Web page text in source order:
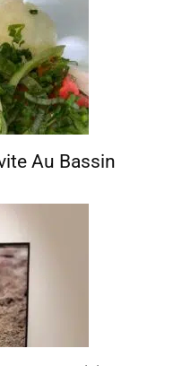
Au Bassin